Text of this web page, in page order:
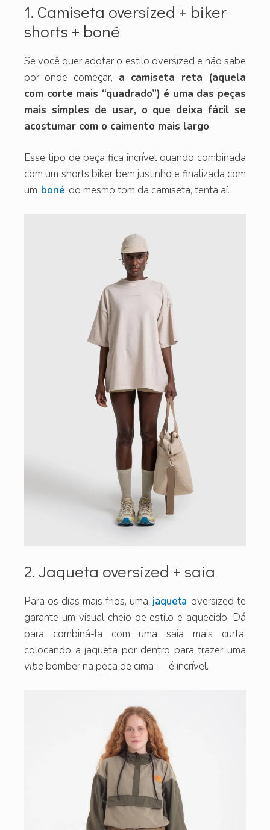
1. Camiseta oversized + biker
shorts + boné
Se você quer adotar o estilo oversized e não sabe
por onde começar, a camiseta reta (aquela
com corte mais “quadrado”) é uma das peças
mais simples de usar, o que deixa fácil se
acostumar com o caimento mais largo.
Esse tipo de peça fica incrível quando combinada
com um shorts biker bem justinho e finalizada com
um boné do mesmo tom da camiseta, tenta aí.
2. Jaqueta oversized + saia
Para os dias mais frios, uma jaqueta oversized te
garante um visual cheio de estilo e aquecido. Dá
para combiná-la com uma saia mais curta,
colocando a jaqueta por dentro para trazer uma
vibe bomber na peça de cima — é incrível.